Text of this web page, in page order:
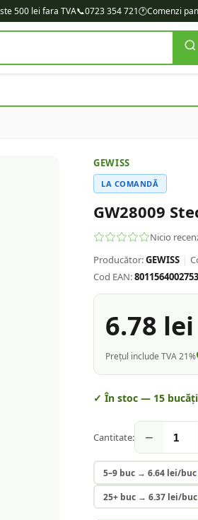
500 lei fara TVA📞0723 354 721🕐Comenzi
GEWISS
LA COMANDĂ
GW28009
Nicio
Producător:GEWISS |
Cod EAN:8011564002753
6.78 lei
Prețul include TVA 21%
✓ În stoc — 15
Cantitate: −
5–9 buc→ 6.64lei/buc
25+ buc→ 6.37lei/buc